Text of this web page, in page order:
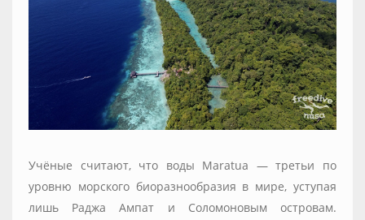
Учёные считают, что воды Maratua — третьи по
уровню морского биоразнообразия в мире, уступая
лишь Раджа Ампат и Соломоновым островам.